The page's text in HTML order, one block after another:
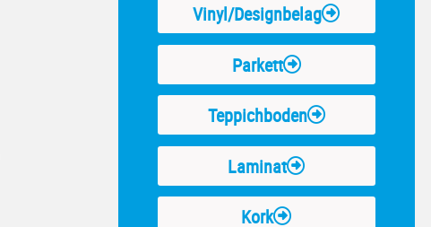
Vinyl/Designbelag
Parkett
Teppichboden
Laminat
Kork